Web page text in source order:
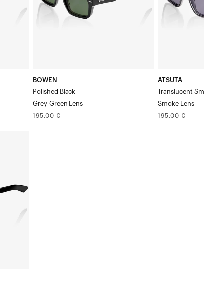
poli
BOWEN
Polished Black
Grey-Green Lens
Prix
195,00 €
SmokeSmoke
ATSUTA
Translucent
Smoke Lens
Prix
195,00 €